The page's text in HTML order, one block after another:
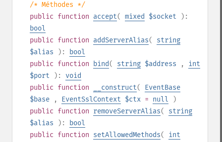
/* Méthodes */
public function accept( mixed $socket
):
bool
public function addServerAlias(
string
$alias
):
bool
public function bind( string $address , int
$port
): void
public function __construct(
EventBase
$base
, EventSslContext $ctx = null
)
public function removeServerAlias(
string
$alias
):
bool
public function setAllowedMethods(
int